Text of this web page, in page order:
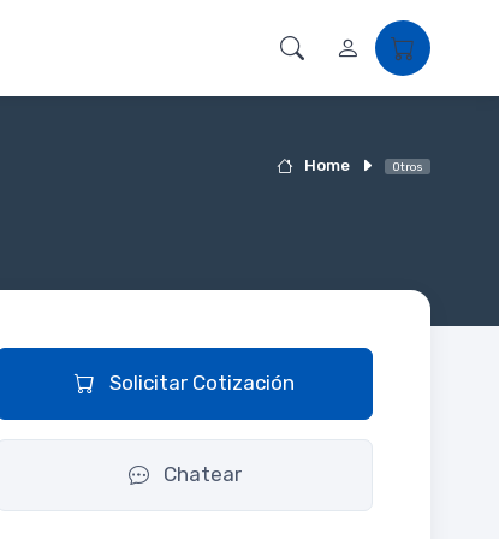
Home Otros
Solicitar Cotización
Chatear